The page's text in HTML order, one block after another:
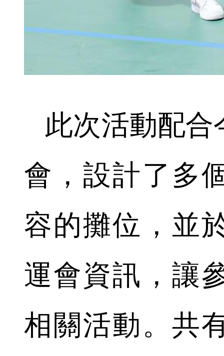
此次活動配合
會，設計了多
容的攤位，並
運會資訊，讓
相關活動。共